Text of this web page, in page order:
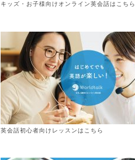
キッズ・お子様向けオンライン英会話はこちら
英会話初心者向けレッスンはこちら